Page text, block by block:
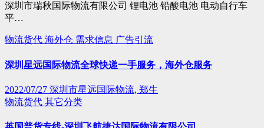
深圳市瑞秋国际物流有限公司 锂电池 铅酸电池 电动自行车
平…
物流货代 海外仓 需求信息 广告引流
深圳星远国际物流全球快递一手服务，海外仓服务
2022/07/27 深圳市星远国际物流, 郑生
物流货代 其它分类